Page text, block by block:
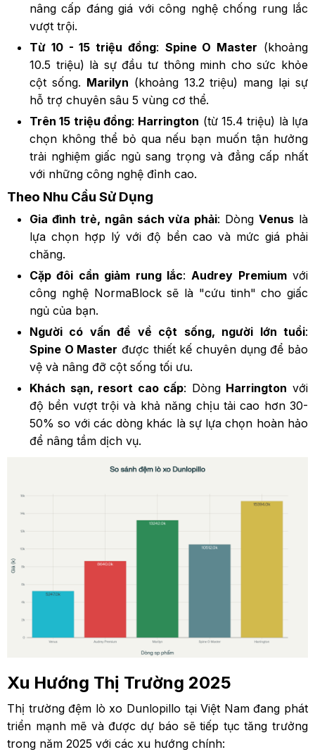
nâng cấp đáng giá với công nghệ chống rung lắc
vượt trội.
Từ 10 - 15 triệu đồng: Spine O Master (khoảng
10.5 triệu) là sự đầu tư thông minh cho sức khỏe
cột sống. Marilyn (khoảng 13.2 triệu) mang lại sự
hỗ trợ chuyên sâu 5 vùng cơ thể.
Trên 15 triệu đồng: Harrington (từ 15.4 triệu) là lựa
chọn không thể bỏ qua nếu bạn muốn tận hưởng
trải nghiệm giấc ngủ sang trọng và đẳng cấp nhất
với những công nghệ đỉnh cao.
Theo Nhu Cầu Sử Dụng
Gia đình trẻ, ngân sách vừa phải: DòngVenus là
lựa chọn hợp lý với độ bền cao và mức giá phải
chăng.
Cặp đôi cần giảm rung lắc: Audrey Premiumvới
công nghệ NormaBlock sẽ là "cứu tinh" cho giấc
ngủ của bạn.
Người có vấn đề về cột sống, người lớn tuổi:
Spine O Master được thiết kế chuyên dụng để bảo
vệ và nâng đỡ cột sống tối ưu.
Khách sạn, resort cao cấp: Dòng Harrington với
độ bền vượt trội và khả năng chịu tải cao hơn 30-
50% so với các dòng khác là sự lựa chọn hoàn hảo
để nâng tầm dịch vụ.
Xu Hướng Thị Trường 2025
Thị trường đệm lò xo Dunlopillo tại Việt Nam đang phát
triển mạnh mẽ và được dự báo sẽ tiếp tục tăng trưởng
trong năm 2025 với các xu hướng chính: